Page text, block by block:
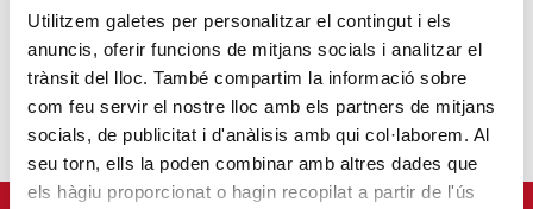
Utilitzem galetes per personalitzar el contingut i els
anuncis, oferir funcions de mitjans socials i analitzar el
trànsit del lloc. També compartim la informació sobre
com feu servir el nostre lloc amb els partners de mitjans
socials, de publicitat i d'anàlisis amb qui col·laborem. Al
seu torn, ells la poden combinar amb altres dades que
els hàgiu proporcionat o hagin recopilat a partir de l'ús
DUNA COSTA